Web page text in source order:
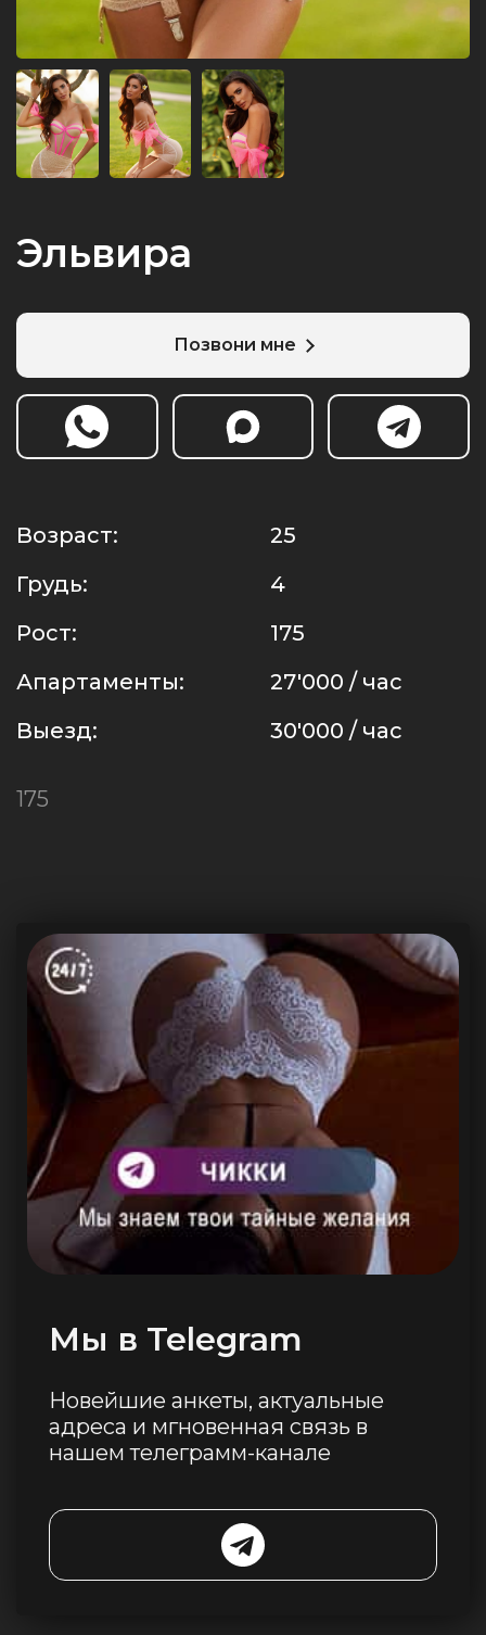
Эльвира
Позвони мне
Возраст:
25
Грудь:
4
Рост:
175
Апартаменты:
27'000 / час
Выезд:
30'000 / час
175
Мы в Telegram
Новейшие анкеты, актуальные
адреса и мгновенная связь в
нашем телеграмм-канале